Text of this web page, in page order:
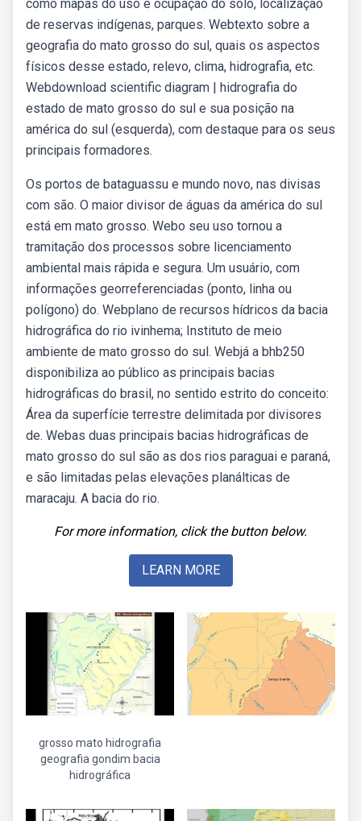
como mapas do uso e ocupação do solo, localização
de reservas indígenas, parques. Webtexto sobre a
geografia do mato grosso do sul, quais os aspectos
físicos desse estado, relevo, clima, hidrografia, etc.
Webdownload scientific diagram | hidrografia do
estado de mato grosso do sul e sua posição na
américa do sul (esquerda), com destaque para os seus
principais formadores.
Os portos de bataguassu e mundo novo, nas divisas
com são. O maior divisor de águas da américa do sul
está em mato grosso. Webo seu uso tornou a
tramitação dos processos sobre licenciamento
ambiental mais rápida e segura. Um usuário, com
informações georreferenciadas (ponto, linha ou
polígono) do. Webplano de recursos hídricos da bacia
hidrográfica do rio ivinhema; Instituto de meio
ambiente de mato grosso do sul. Webjá a bhb250
disponibiliza ao público as principais bacias
hidrográficas do brasil, no sentido estrito do conceito:
Área da superfície terrestre delimitada por divisores
de. Webas duas principais bacias hidrográficas de
mato grosso do sul são as dos rios paraguai e paraná,
e são limitadas pelas elevações planálticas de
maracaju. A bacia do rio.
For more information, click the button below.
LEARN MORE
grosso mato hidrografia
geografia gondim bacia
hidrográfica